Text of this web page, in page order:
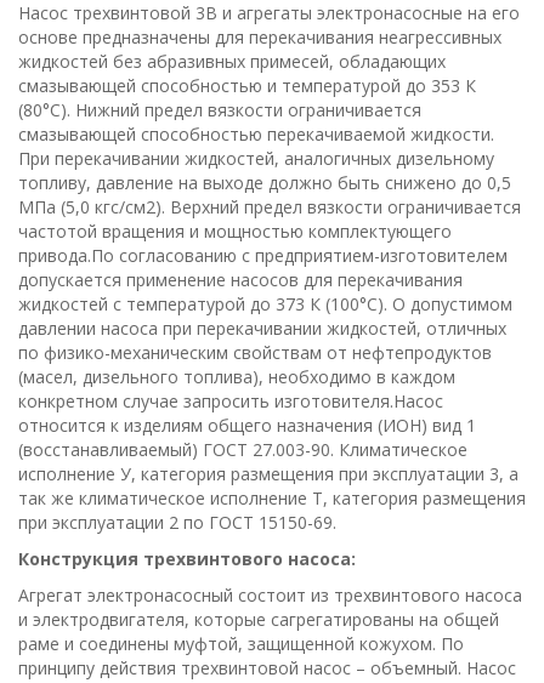
Насос трехвинтовой 3В и агрегаты электронасосные на его
основе предназначены для перекачивания неагрессивных
жидкостей без абразивных примесей, обладающих
смазывающей способностью и температурой до 353 К
(80°С). Нижний предел вязкости ограничивается
смазывающей способностью перекачиваемой жидкости.
При перекачивании жидкостей, аналогичных дизельному
топливу, давление на выходе должно быть снижено до 0,5
МПа (5,0 кгс/см2). Верхний предел вязкости ограничивается
частотой вращения и мощностью комплектующего
привода.По согласованию с предприятием-изготовителем
допускается применение насосов для перекачивания
жидкостей с температурой до 373 К (100°С). О допустимом
давлении насоса при перекачивании жидкостей, отличных
по физико-механическим свойствам от нефтепродуктов
(масел, дизельного топлива), необходимо в каждом
конкретном случае запросить изготовителя.Насос
относится к изделиям общего назначения (ИОН) вид 1
(восстанавливаемый) ГОСТ 27.003-90. Климатическое
исполнение У, категория размещения при эксплуатации 3, а
так же климатическое исполнение Т, категория размещения
при эксплуатации 2 по ГОСТ 15150-69.
Конструкция трехвинтового насоса:
Агрегат электронасосный состоит из трехвинтового насоса
и электродвигателя, которые сагрегатированы на общей
раме и соединены муфтой, защищенной кожухом. По
принципу действия трехвинтовой насос – объемный. Насос